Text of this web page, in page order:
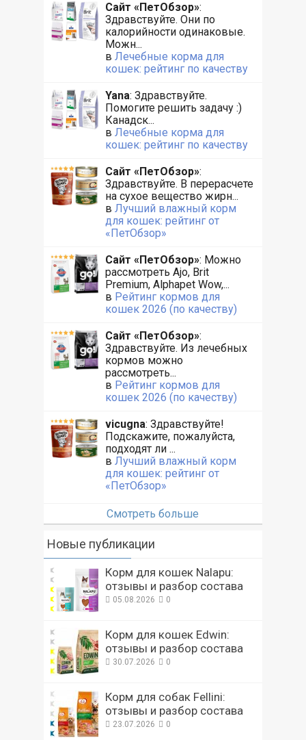
Сайт «ПетОбзор»:
Здравствуйте. Они по
калорийности одинаковые.
Можн...
в Лечебные корма для
кошек: рейтинг по качеству
Yana: Здравствуйте.
Помогите решить задачу :)
Канадск...
в Лечебные корма для
кошек: рейтинг по качеству
Сайт «ПетОбзор»:
Здравствуйте. В перерасчете
на сухое вещество жирн...
в Лучший влажный корм
для кошек: рейтинг от
«ПетОбзор»
Сайт «ПетОбзор»: Можно
рассмотреть Ajo, Brit
Premium, Alphapet Wow,...
в Рейтинг кормов для
кошек 2026 (по качеству)
Сайт «ПетОбзор»:
Здравствуйте. Из лечебных
кормов можно
рассмотреть...
в Рейтинг кормов для
кошек 2026 (по качеству)
vicugna: Здравствуйте!
Подскажите, пожалуйста,
подходят ли ...
в Лучший влажный корм
для кошек: рейтинг от
«ПетОбзор»
Смотреть больше
Новые публикации
Корм для кошек Nalapu:
отзывы и разбор состава
05.08.2026 0
Корм для кошек Edwin:
отзывы и разбор состава
30.07.2026 0
Корм для собак Fellini:
отзывы и разбор состава
23.07.2026 0